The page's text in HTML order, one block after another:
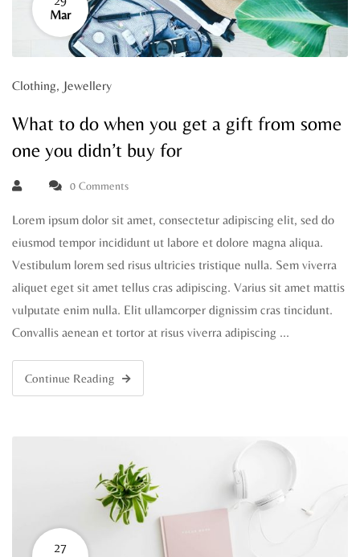
Mar
Clothing, Jewellery
What to do when you get a gift from some
one you didn’t buy for
0 Comments
Lorem ipsum dolor sit amet, consectetur adipiscing elit, sed do
eiusmod tempor incididunt ut labore et dolore magna aliqua.
Vestibulum lorem sed risus ultricies tristique nulla. Sem viverra
aliquet eget sit amet tellus cras adipiscing. Varius sit amet mattis
vulputate enim nulla. Elit ullamcorper dignissim cras tincidunt.
Convallis aenean et tortor at risus viverra adipiscing …
Continue Reading
27